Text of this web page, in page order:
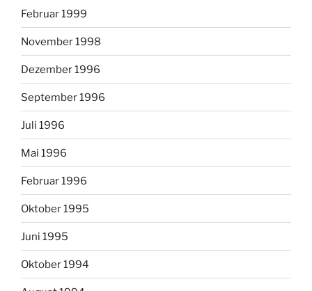
Februar 1999
November 1998
Dezember 1996
September 1996
Juli 1996
Mai 1996
Februar 1996
Oktober 1995
Juni 1995
Oktober 1994